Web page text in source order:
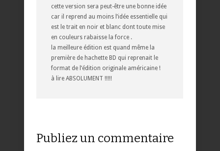
cette version sera peut-être une bonne idée
car il reprend au moins l’idée essentielle qui
est le trait en noir et blanc dont toute mise
en couleurs rabaisse la force .
la meilleure édition est quand même la
première de hachette BD qui reprenait le
format de l’édition originale américaine !
à lire ABSOLUMENT !!!!!
Publiez un commentaire